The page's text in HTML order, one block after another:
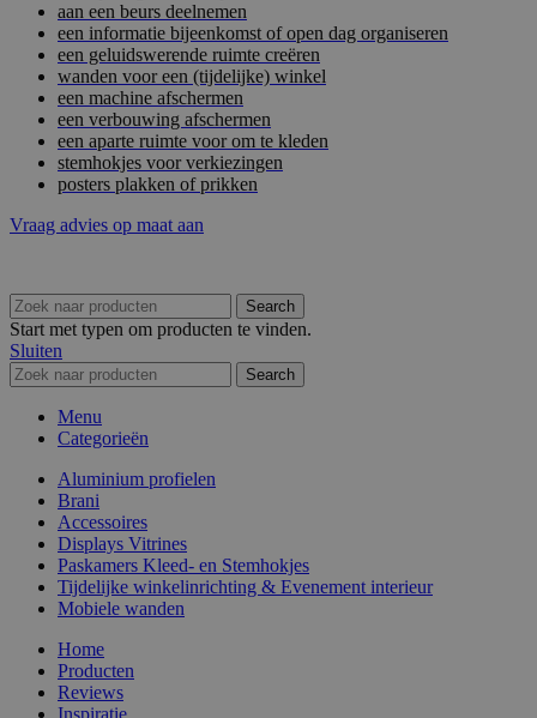
aan een beurs deelnemen
een informatie bijeenkomst of open dag organiseren
een geluidswerende ruimte creëren
wanden voor een (tijdelijke) winkel
een machine afschermen
een verbouwing afschermen
een aparte ruimte voor om te kleden
stemhokjes voor verkiezingen
posters plakken of prikken
Vraag advies op maat aan
Search
Start met typen om producten te vinden.
Sluiten
Search
Menu
Categorieën
Aluminium profielen
Brani
Accessoires
Displays Vitrines
Paskamers Kleed- en Stemhokjes
Tijdelijke winkelinrichting & Evenement interieur
Mobiele wanden
Home
Producten
Reviews
Inspiratie